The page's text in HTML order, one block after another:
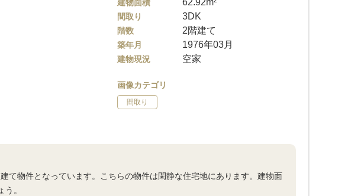
建物面積 62.92m²
間取り 3DK
階数 2階建て
築年月 1976年03月
建物現況 空家
画像カテゴリ
間取り
て物件となっています。こちらの物件は閑静な住宅地にあります。建物面
。